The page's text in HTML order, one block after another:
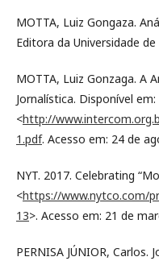
MOTTA, Luiz Gongaza.
Editora da Universidade
MOTTA, Luiz Gonzaga. A
Jornalística. Disponível em:
<http://
1.pdf. Acesso em: 24 de
NYT. 2017. Celebrating
<https://www.nytco.com/
13>. Acesso em: 21 de
PERNISA JÚNIOR,